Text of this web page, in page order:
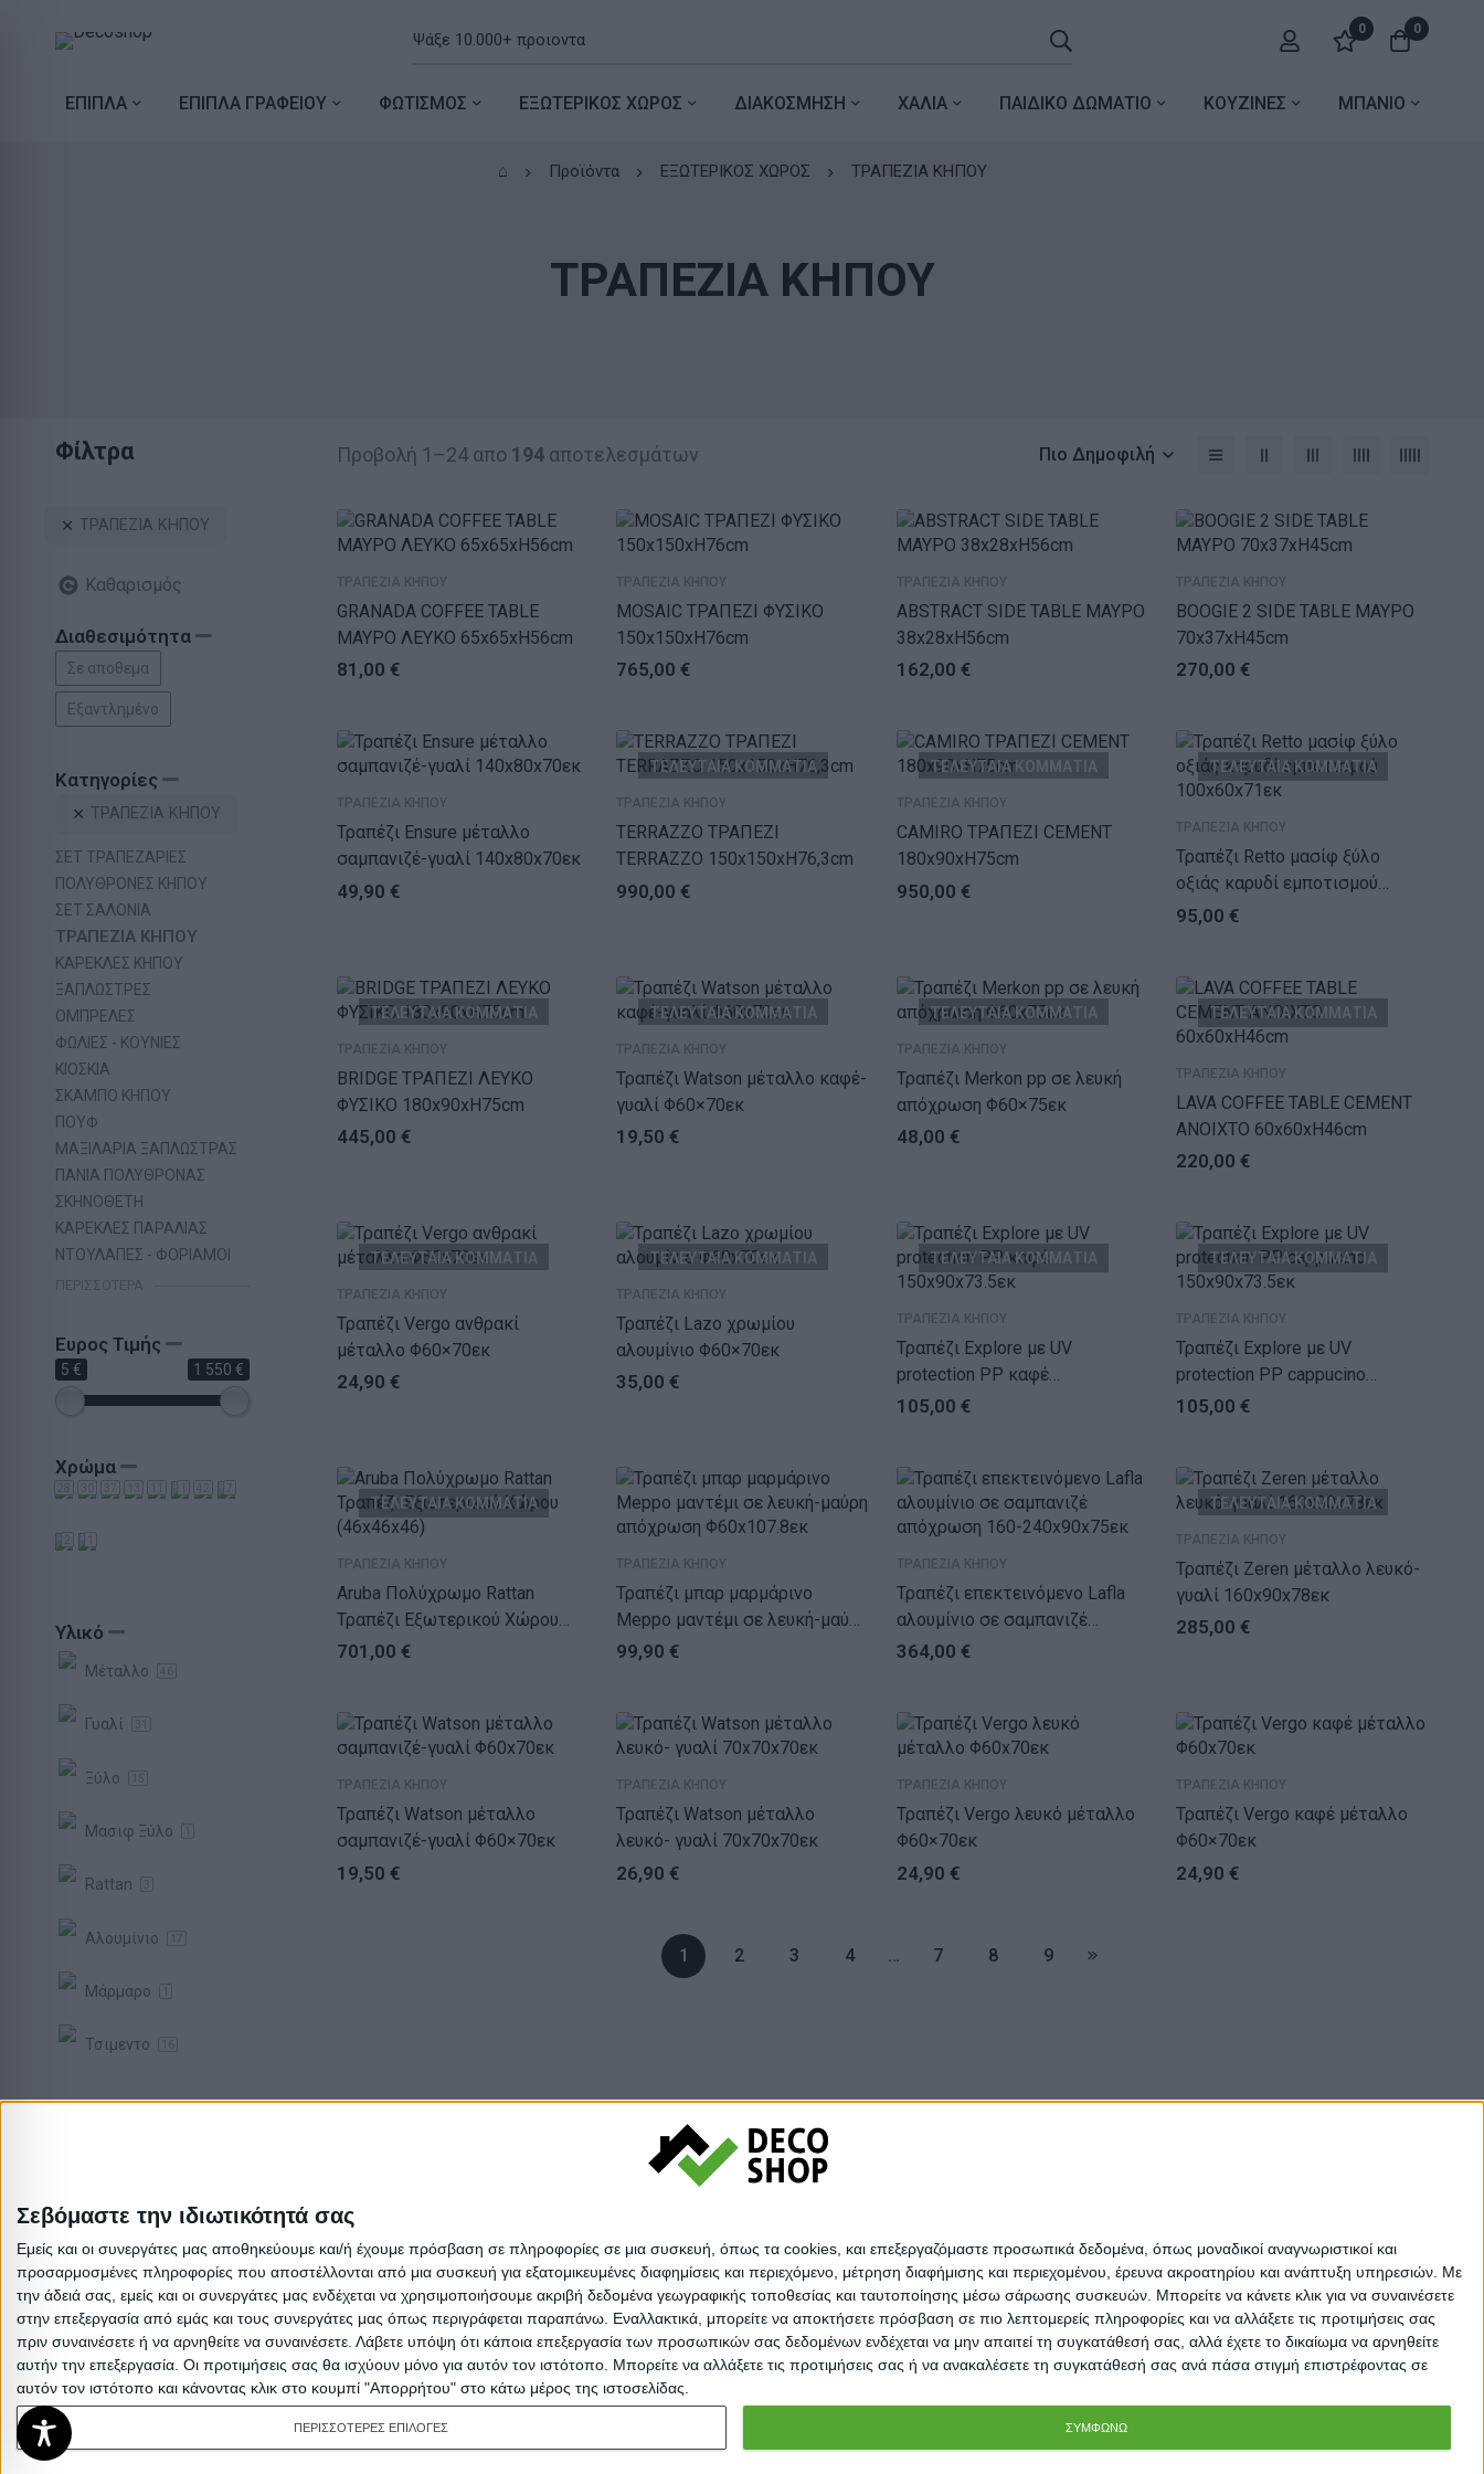
Σεβόμαστε την ιδιωτικότητά σας
Εμείς και οι συνεργάτες μας αποθηκεύουμε και/ή έχουμε πρόσβαση σε πληροφορίες σε μια συσκευή, όπως τα cookies, και επεξεργαζόμαστε προσωπικά δεδομένα, όπως μοναδικοί αναγνωριστικοί και
προσαρμοσμένες πληροφορίες που αποστέλλονται από μια συσκευή για εξατομικευμένες διαφημίσεις και περιεχόμενο, μέτρηση διαφήμισης και περιεχομένου, έρευνα ακροατηρίου και ανάπτυξη υπηρεσιών. Με
την άδειά σας, εμείς και οι συνεργάτες μας ενδέχεται να χρησιμοποιήσουμε ακριβή δεδομένα γεωγραφικής τοποθεσίας και ταυτοποίησης μέσω σάρωσης συσκευών. Μπορείτε να κάνετε κλικ για να συναινέσετε
στην επεξεργασία από εμάς και τους συνεργάτες μας όπως περιγράφεται παραπάνω. Εναλλακτικά, μπορείτε να αποκτήσετε πρόσβαση σε πιο λεπτομερείς πληροφορίες και να αλλάξετε τις προτιμήσεις σας
πριν συναινέσετε ή να αρνηθείτε να συναινέσετε. Λάβετε υπόψη ότι κάποια επεξεργασία των προσωπικών σας δεδομένων ενδέχεται να μην απαιτεί τη συγκατάθεσή σας, αλλά έχετε το δικαίωμα να αρνηθείτε
αυτήν την επεξεργασία. Οι προτιμήσεις σας θα ισχύουν μόνο για αυτόν τον ιστότοπο. Μπορείτε να αλλάξετε τις προτιμήσεις σας ή να ανακαλέσετε τη συγκατάθεσή σας ανά πάσα στιγμή επιστρέφοντας σε
αυτόν τον ιστότοπο και κάνοντας κλικ στο κουμπί "Απορρήτου" στο κάτω μέρος της ιστοσελίδας.
ΠΕΡΙΣΣΟΤΕΡΕΣ ΕΠΙΛΟΓΕΣ ΣΥΜΦΩΝΩ
0 0
ΕΠΙΠΛΑ ΕΠΙΠΛΑ ΓΡΑΦΕΙΟΥ ΦΩΤΙΣΜΟΣ ΕΞΩΤΕΡΙΚΟΣ ΧΩΡΟΣ ΔΙΑΚΟΣΜΗΣΗ ΧΑΛΙΑ ΠΑΙΔΙΚΟ ΔΩΜΑΤΙΟ ΚΟΥΖΙΝΕΣ ΜΠΑΝΙΟ
⌂ Προϊόντα ΕΞΩΤΕΡΙΚΟΣ ΧΩΡΟΣ ΤΡΑΠΕΖΙΑ ΚΗΠΟΥ
ΤΡΑΠΕΖΙΑ ΚΗΠΟΥ
Φίλτρα
ΤΡΑΠΕΖΙΑ ΚΗΠΟΥ
Καθαρισμός
Διαθεσιμότητα
Σε αποθεμα
Εξαντλημένο
Κατηγορίες
ΤΡΑΠΕΖΙΑ ΚΗΠΟΥ
ΣΕΤ ΤΡΑΠΕΖΑΡΙΕΣ
ΠΟΛΥΘΡΟΝΕΣ ΚΗΠΟΥ
ΣΕΤ ΣΑΛΟΝΙΑ
ΤΡΑΠΕΖΙΑ ΚΗΠΟΥ
ΚΑΡΕΚΛΕΣ ΚΗΠΟΥ
ΞΑΠΛΩΣΤΡΕΣ
ΟΜΠΡΕΛΕΣ
ΦΩΛΙΕΣ - ΚΟΥΝΙΕΣ
ΚΙΟΣΚΙΑ
ΣΚΑΜΠΟ ΚΗΠΟΥ
ΠΟΥΦ
ΜΑΞΙΛΑΡΙΑ ΞΑΠΛΩΣΤΡΑΣ
ΠΑΝΙΑ ΠΟΛΥΘΡΟΝΑΣ
ΣΚΗΝΟΘΕΤΗ
ΚΑΡΕΚΛΕΣ ΠΑΡΑΛΙΑΣ
ΝΤΟΥΛΑΠΕΣ - ΦΟΡΙΑΜΟΙ
Ευρος Τιμής
5 € 1 550 €
Χρώμα
Υλικό
Μέταλλο
Γυαλί
Ξύλο
Μασιφ Ξύλο
Rattan
Αλουμίνιο
Μάρμαρο
Τσιμεντο
Artekko
Liberta 103
Προβολή 1–24 απο 194αποτελεσμάτων Πιο Δημοφιλή
ΤΡΑΠΕΖΙΑ ΚΗΠΟΥ
GRANADA COFFEE TABLE
ΜΑΥΡΟ ΛΕΥΚΟ 65x65xH56cm
81,00 €
ΤΡΑΠΕΖΙΑ ΚΗΠΟΥ
MOSAIC ΤΡΑΠΕΖΙ ΦΥΣΙΚΟ
150x150xH76cm
765,00€
ΤΡΑΠΕΖΙΑ ΚΗΠΟΥ
ABSTRACT SIDE TABLE ΜΑΥΡΟ
38x28xH56cm
162,00 €
ΤΡΑΠΕΖΙΑ ΚΗΠΟΥ
BOOGIE 2 SIDE TABLE ΜΑΥΡΟ
70x37xH45cm
270,00€
ΤΡΑΠΕΖΙΑ ΚΗΠΟΥ
Τραπέζι Ensure μέταλλο
σαμπανιζέ-γυαλί 140x80x70εκ
49,90 €
ΤΕΛΕΥΤΑΙΑ ΚΟΜΜΑΤΙΑ
ΤΡΑΠΕΖΙΑ ΚΗΠΟΥ
TERRAZZO ΤΡΑΠΕΖΙ
TERRAZZO 150x150xH76,3cm
990,00€
ΤΕΛΕΥΤΑΙΑ ΚΟΜΜΑΤΙΑ
ΤΡΑΠΕΖΙΑ ΚΗΠΟΥ
CAMIRO ΤΡΑΠΕΖΙ CEMENT
180x90xH75cm
950,00 €
ΤΕΛΕΥΤΑΙΑ ΚΟΜΜΑΤΙΑ
ΤΡΑΠΕΖΙΑ ΚΗΠΟΥ
Τραπέζι Retto μασίφ ξύλο
οξιάς καρυδί εμποτισμού
100x60x71εκ
95,00€
ΤΕΛΕΥΤΑΙΑ ΚΟΜΜΑΤΙΑ
ΤΡΑΠΕΖΙΑ ΚΗΠΟΥ
BRIDGE ΤΡΑΠΕΖΙ ΛΕΥΚΟ
ΦΥΣΙΚΟ 180x90xH75cm
445,00 €
ΤΕΛΕΥΤΑΙΑ ΚΟΜΜΑΤΙΑ
ΤΡΑΠΕΖΙΑ ΚΗΠΟΥ
Τραπέζι Watson μέταλλο καφέ-
γυαλί Φ60×70εκ
19,50€
ΤΕΛΕΥΤΑΙΑ ΚΟΜΜΑΤΙΑ
ΤΡΑΠΕΖΙΑ ΚΗΠΟΥ
Τραπέζι Merkon pp σε λευκή
απόχρωση Φ60×75εκ
48,00 €
ΤΕΛΕΥΤΑΙΑ ΚΟΜΜΑΤΙΑ
ΤΡΑΠΕΖΙΑ ΚΗΠΟΥ
LAVA COFFEE TABLE CEMENT
ΑΝΟΙΧΤΟ 60x60xH46cm
220,00€
ΤΕΛΕΥΤΑΙΑ ΚΟΜΜΑΤΙΑ
ΤΡΑΠΕΖΙΑ ΚΗΠΟΥ
Τραπέζι Vergo ανθρακί
μέταλλο Φ60×70εκ
24,90 €
ΤΕΛΕΥΤΑΙΑ ΚΟΜΜΑΤΙΑ
ΤΡΑΠΕΖΙΑ ΚΗΠΟΥ
Τραπέζι Lazo χρωμίου
αλουμίνιο Φ60×70εκ
35,00€
ΤΕΛΕΥΤΑΙΑ ΚΟΜΜΑΤΙΑ
ΤΡΑΠΕΖΙΑ ΚΗΠΟΥ
Τραπέζι Explore με UV
protection PP καφέ
150x90x73.5εκ
105,00 €
ΤΕΛΕΥΤΑΙΑ ΚΟΜΜΑΤΙΑ
ΤΡΑΠΕΖΙΑ ΚΗΠΟΥ
Τραπέζι Explore με UV
protection PP cappucino
150x90x73.5εκ
105,00€
ΤΕΛΕΥΤΑΙΑ ΚΟΜΜΑΤΙΑ
ΤΡΑΠΕΖΙΑ ΚΗΠΟΥ
Aruba Πολύχρωμο Rattan
Τραπέζι Εξωτερικού Χώρου
(46x46x46)
701,00 €
ΤΡΑΠΕΖΙΑ ΚΗΠΟΥ
Τραπέζι μπαρ μαρμάρινο
Meppo μαντέμι σε λευκή-μαύρη
απόχρωση Φ60×107.8εκ
99,90€
ΤΡΑΠΕΖΙΑ ΚΗΠΟΥ
Τραπέζι επεκτεινόμενο Lafla
αλουμίνιο σε σαμπανιζέ
απόχρωση 160-240x90x75εκ
364,00 €
ΤΕΛΕΥΤΑΙΑ ΚΟΜΜΑΤΙΑ
ΤΡΑΠΕΖΙΑ ΚΗΠΟΥ
Τραπέζι Zeren μέταλλο λευκό-
γυαλί 160x90x78εκ
285,00€
ΤΡΑΠΕΖΙΑ ΚΗΠΟΥ
Τραπέζι Watson μέταλλο
σαμπανιζέ-γυαλί Φ60×70εκ
19,50 €
ΤΡΑΠΕΖΙΑ ΚΗΠΟΥ
Τραπέζι Watson μέταλλο
λευκό- γυαλί 70x70x70εκ
26,90€
ΤΡΑΠΕΖΙΑ ΚΗΠΟΥ
Τραπέζι Vergo λευκό μέταλλο
Φ60×70εκ
24,90 €
ΤΡΑΠΕΖΙΑ ΚΗΠΟΥ
Τραπέζι Vergo καφέ μέταλλο
Φ60×70εκ
24,90€
1 2 3 4 7 8 9